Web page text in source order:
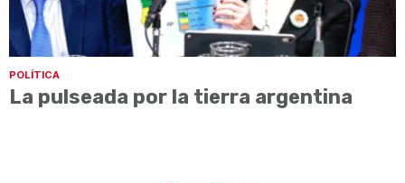
POLÍTICA
La pulseada por la tierra argentina